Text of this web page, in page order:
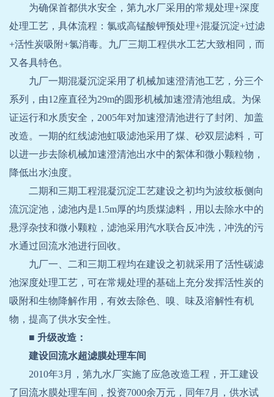
为确保首都供水安全，第九水厂采用的常规处理+深度
处理工艺，具体流程：氯或高锰酸钾预处理+混凝沉淀+过滤
+活性炭吸附+氯消毒。九厂三期工程供水工艺大致相同，而
又各具特色。
九厂一期混凝沉淀采用了机械加速澄清池工艺，分三个
系列，由12座直径为29m的圆形机械加速澄清池组成。为保
证运行和水质安全， 2005年对加速澄清池进行了封闭、加盖
改造。一期的红线滤池虹吸滤池采用了煤、砂双层滤料，可
以进一步去除机械加速澄清池出水中的絮体和微小颗粒物，
降低出水浊度。
二期和三期工程混凝沉淀工艺建设之初均为波纹板侧向
流沉淀池，滤池内是1.5m厚的均质煤滤料，用以去除水中的
悬浮杂技和微小颗粒，滤池采用汽水联合反冲洗，冲洗的污
水通过回流水池进行回收。
九厂一、二和三期工程均在建设之初就采用了活性碳滤
池深度处理工艺，可在常规处理的基础上充分发挥活性炭的
吸附和生物降解作用，有效去除色、嗅、味及溶解性有机
物，提高了供水安全性。
■ 升级改造：
建设回流水超滤膜处理车间
2010年3月，第九水厂实施了应急改造工程，开工建设
了回流水膜处理车间，投资7000余万元，同年7月，供水试